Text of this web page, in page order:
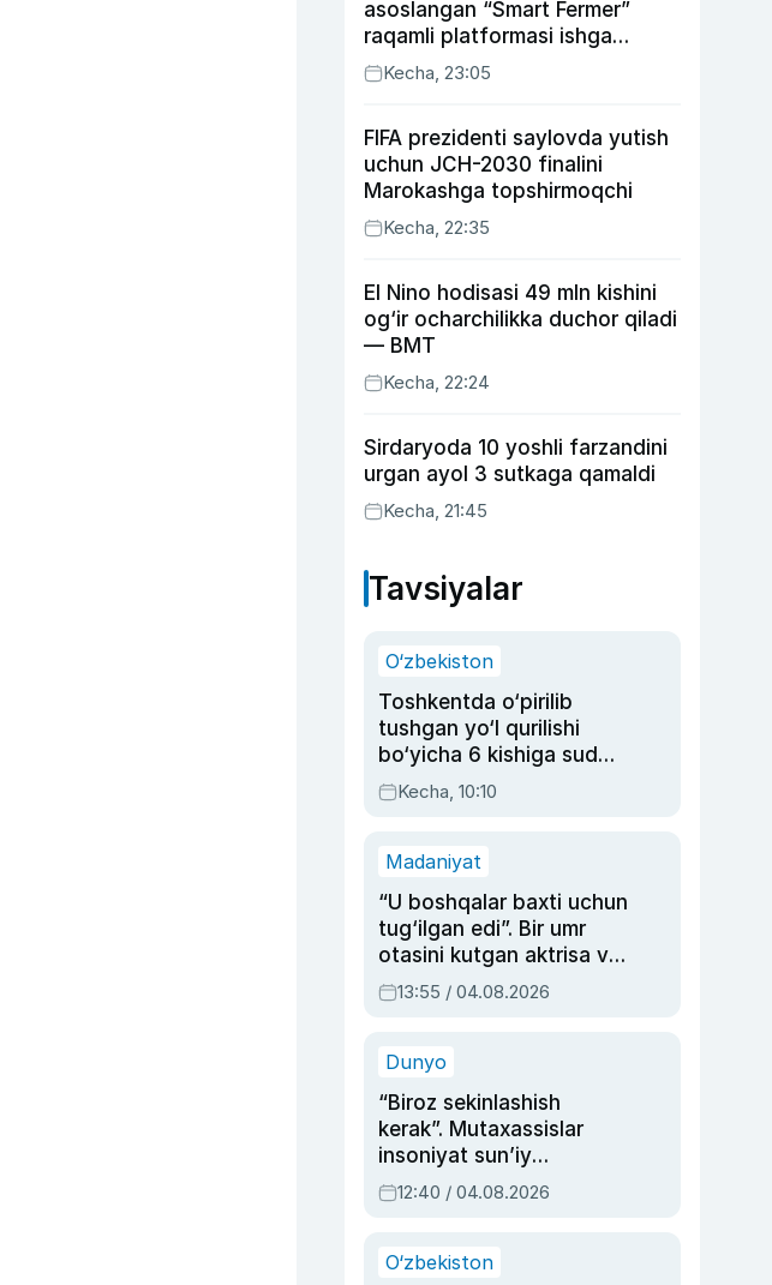
asoslangan “Smart Fermer”
raqamli platformasi ishga
tushiriladi
Kecha, 23:05
FIFA prezidenti saylovda yutish
uchun JCH-2030 finalini
Marokashga topshirmoqchi
Kecha, 22:35
El Nino hodisasi 49 mln kishini
og‘ir ocharchilikka duchor qiladi
— BMT
Kecha, 22:24
Sirdaryoda 10 yoshli farzandini
urgan ayol 3 sutkaga qamaldi
Kecha, 21:45
Tavsiyalar
O‘zbekiston
Toshkentda o‘pirilib
tushgan yo‘l qurilishi
bo‘yicha 6 kishiga sud
hukmi o‘qildi
Kecha, 10:10
Madaniyat
“U boshqalar baxti uchun
tug‘ilgan edi”. Bir umr
otasini kutgan aktrisa va
dublyaj ustasi Rimma
Ahmedovaning
13:55 / 04.08.2026
Dunyo
“Biroz sekinlashish
kerak”. Mutaxassislar
insoniyat sun’iy
intellektni boshqara
olmay qolishidan xavotir
12:40 / 04.08.2026
O‘zbekiston